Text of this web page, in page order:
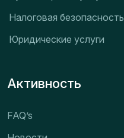
Налоговая безопасность
Юридические услуги
Активность
FAQ’s